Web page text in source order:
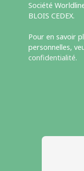
Société
BLOIS CEDEX.
Pour en savoir
personnelles,
confidentialité.